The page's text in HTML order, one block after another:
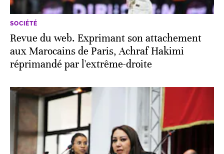
SOCIÉTÉ
Revue du web. Exprimant son attachement
aux Marocains de Paris, Achraf Hakimi
réprimandé par l'extrême-droite